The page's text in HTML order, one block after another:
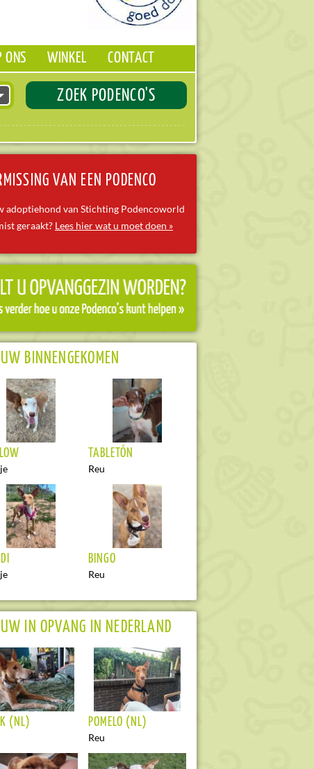
ONS WINKEL CONTACT
ZOEK PODENCO'S
VAN EEN PODENCO
adoptiehond van Stichting Podencoworld
geraakt? Lees hier wat u moet doen »
BINNENGEKOMEN
TABLETÓN
Reu
BINGO
Reu
IN OPVANG IN NEDERLAND
(NL) POMELO (NL)
Reu